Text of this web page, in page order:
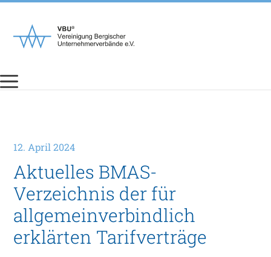
springen
Aktuelles BMAS-
Verzeichnis der für
allgemeinverbindlich
erklärten Tarifverträge
12. April 2024